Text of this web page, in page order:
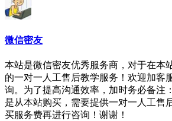
微信密友
本站是微信密友优秀服务商，对于在本
的一对一人工售后教学服务！欢迎加客
询。为了提高沟通效率，加时务必备注
是从本站购买，需要提供一对一人工售
买服务费再进行咨询！谢谢！